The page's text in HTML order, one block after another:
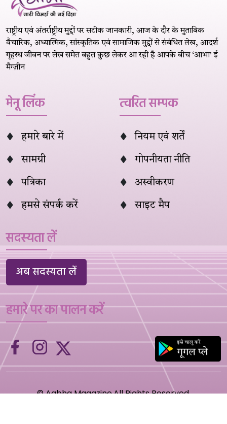
राष्ट्रीय एवं अंतर्राष्ट्रीय मुद्दों पर सटीक जानकारी, आज के दौर के मुताबिक
वैचारिक, अध्यात्मिक, सांस्कृतिक एवं सामाजिक मुद्दों से संबंधित लेख, आदर्श
गृहस्थ जीवन पर लेख समेत बहुत कुछ लेकर आ रही है आपके बीच ‘आभा’ ई
मैग्ज़ीन
मेनू लिंक
हमारे बारे में
सामग्री
पत्रिका
हमसे संपर्क करें
त्वरित सम्पक
नियम एवं शर्तें
गोपनीयता नीति
अस्वीकरण
साइट मैप
सदस्यता लें
अब सदस्यता लें
हमारे पर का पालन करें
©Aabha Magazine.All Rights Reserved.